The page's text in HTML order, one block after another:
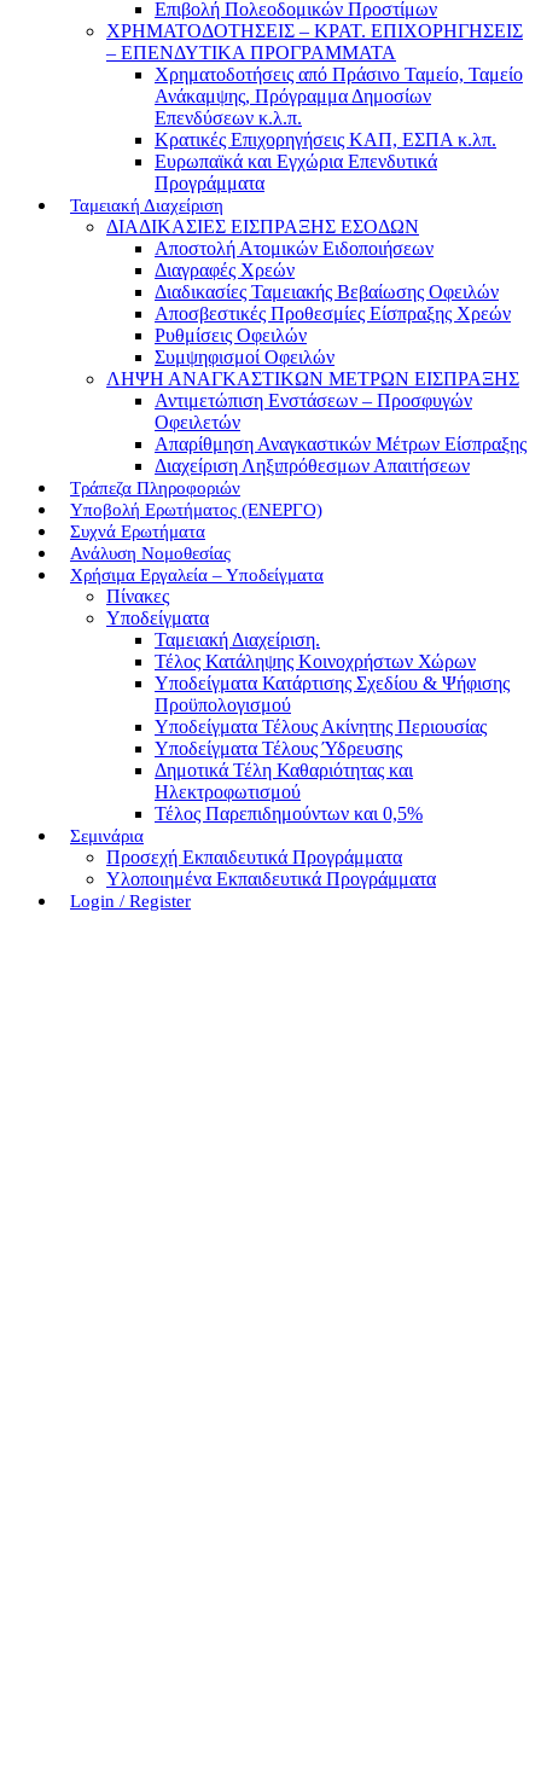
Επιβολή Πολεοδομικών Προστίμων
ΧΡΗΜΑΤΟΔΟΤΗΣΕΙΣ – ΚΡΑΤ. ΕΠΙΧΟΡΗΓΗΣΕΙΣ
– ΕΠΕΝΔΥΤΙΚΑ ΠΡΟΓΡΑΜΜΑΤΑ
Χρηματοδοτήσεις από Πράσινο Ταμείο, Ταμείο
Ανάκαμψης, Πρόγραμμα Δημοσίων
Επενδύσεων κ.λ.π.
Κρατικές Επιχορηγήσεις ΚΑΠ, ΕΣΠΑ κ.λπ.
Ευρωπαϊκά και Εγχώρια Επενδυτικά
Προγράμματα
Ταμειακή Διαχείριση
ΔΙΑΔΙΚΑΣΙΕΣ ΕΙΣΠΡΑΞΗΣ ΕΣΟΔΩΝ
Αποστολή Ατομικών Ειδοποιήσεων
Διαγραφές Χρεών
Διαδικασίες Ταμειακής Βεβαίωσης Οφειλών
Αποσβεστικές Προθεσμίες Είσπραξης Χρεών
Ρυθμίσεις Οφειλών
Συμψηφισμοί Οφειλών
ΛΗΨΗ ΑΝΑΓΚΑΣΤΙΚΩΝ ΜΕΤΡΩΝ ΕΙΣΠΡΑΞΗΣ
Αντιμετώπιση Ενστάσεων – Προσφυγών
Οφειλετών
Απαρίθμηση Αναγκαστικών Μέτρων Είσπραξης
Διαχείριση Ληξιπρόθεσμων Απαιτήσεων
Τράπεζα Πληροφοριών
Υποβολή Ερωτήματος (ΕΝΕΡΓΟ)
Συχνά Ερωτήματα
Ανάλυση Νομοθεσίας
Χρήσιμα Εργαλεία – Υποδείγματα
Πίνακες
Υποδείγματα
Ταμειακή Διαχείριση.
Τέλος Κατάληψης Κοινοχρήστων Χώρων
Υποδείγματα Κατάρτισης Σχεδίου & Ψήφισης
Προϋπολογισμού
Υποδείγματα Τέλους Ακίνητης Περιουσίας
Υποδείγματα Τέλους Ύδρευσης
Δημοτικά Τέλη Καθαριότητας και
Ηλεκτροφωτισμού
Τέλος Παρεπιδημούντων και 0,5%
Σεμινάρια
Προσεχή Εκπαιδευτικά Προγράμματα
Υλοποιημένα Εκπαιδευτικά Προγράμματα
Login / Register